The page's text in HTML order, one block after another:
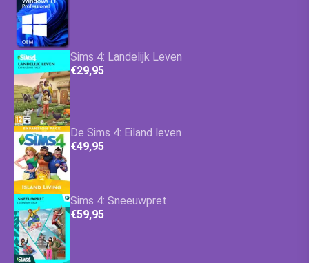
Sims 4: Landelijk Leven
€29,95
De Sims 4: Eiland leven
€49,95
Sims 4: Sneeuwpret
€59,95